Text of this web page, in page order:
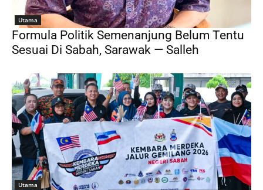
Utama
Formula Politik Semenanjung Belum Tentu
Sesuai Di Sabah, Sarawak — Salleh
Utama